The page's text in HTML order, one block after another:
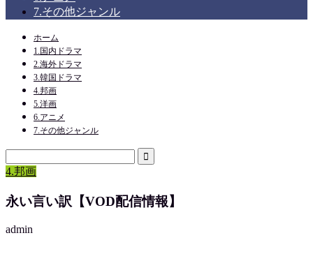
7.その他ジャンル
ホーム
1.国内ドラマ
2.海外ドラマ
3.韓国ドラマ
4.邦画
5.洋画
6.アニメ
7.その他ジャンル
4.邦画
永い言い訳【VOD配信情報】
admin